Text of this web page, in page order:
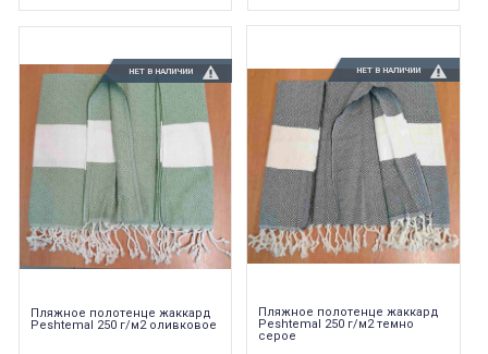
НЕТ В НАЛИЧИИ
Пляжное полотенце жаккард
Peshtemal 250 г/м2 оливковое
НЕТ В НАЛИЧИИ
Пляжное полотенце жаккард
Peshtemal 250 г/м2 темно
серое